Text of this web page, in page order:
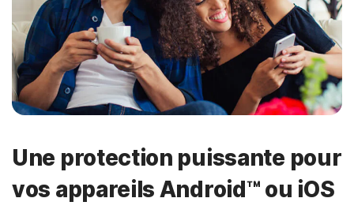
Une protection puissante pour
vos appareils Android™ ou iOS